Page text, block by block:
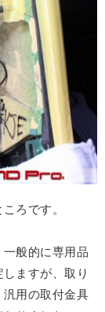
ろです。
般的に専用品
ますが、取り
用の取付金具